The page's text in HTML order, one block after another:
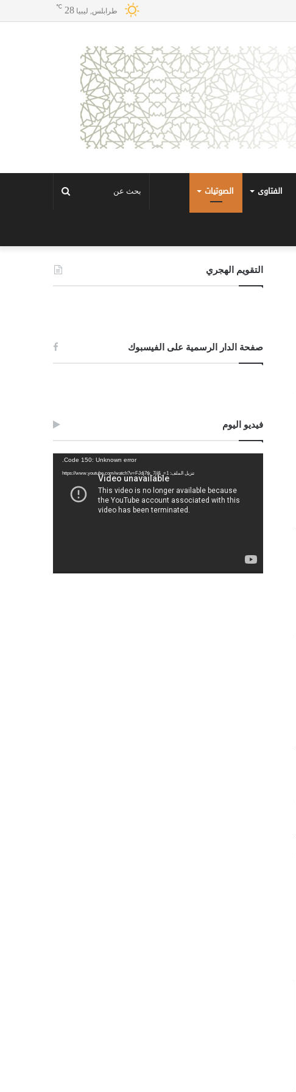
طرابلس, ليبيا 28
℃
الفتاوى الصوتيات
التقويم الهجري
صفحة الدار الرسمية على الفيسبوك
فيديو اليوم
Code 150: Unknown error.
تنزيل الملف: https://www.youtube.com/watch?v=FJdj7tk_7jI&_=1